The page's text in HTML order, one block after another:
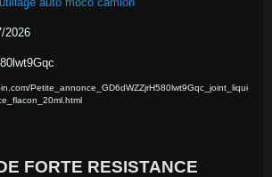
2026
Petite_annonce_GD6dWZZjrH580lwt9Gqc_joint_liqui
FORTE RESISTANCE